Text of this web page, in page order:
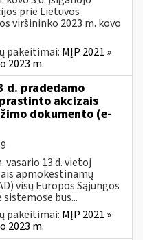
prie Lietuvos
viršininko 2023 m. kovo
pakeitimai: MĮP 2021 »
2023 m.
d. pradedamo
akcizais
dokumento (e-
vasario 13 d. vietoj
apmokestinamų
visų Europos Sąjungos
bus...
pakeitimai: MĮP 2021 »
2023 m.